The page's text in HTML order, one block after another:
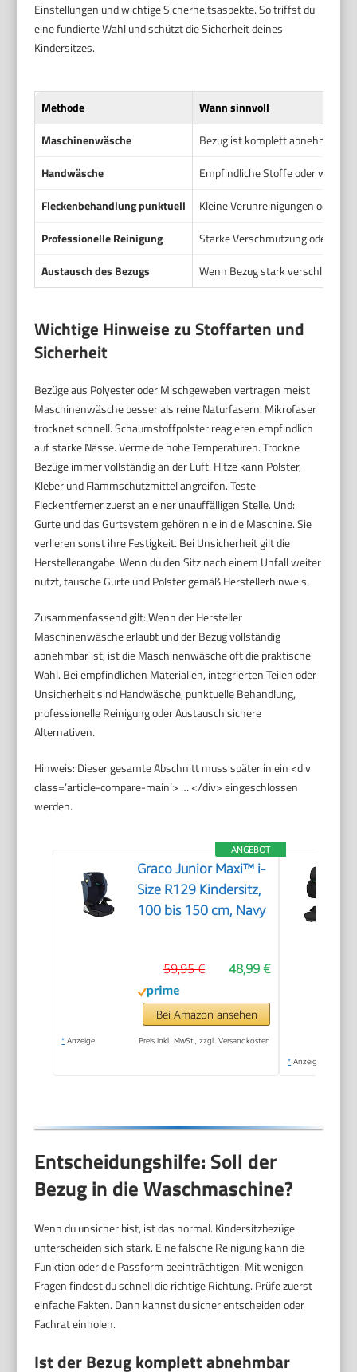
Einstellungen und wichtige Sicherheitsaspekte. So triffst du
eine fundierte Wahl und schützt die Sicherheit deines
Kindersitzes.
Methode
Wann sinnvoll
Maschinenwäsche
Bezug ist komplett abnehmbar
Handwäsche
Empfindliche Stoffe oder wenn
Fleckenbehandlung punktuell
Kleine Verunreinigungen oder
Professionelle Reinigung
Starke Verschmutzung oder
Austausch des Bezugs
Wenn Bezug stark verschlissen
Wichtige Hinweise zu Stoffarten und
Sicherheit
Bezüge aus Polyester oder Mischgeweben vertragen meist
Maschinenwäsche besser als reine Naturfasern. Mikrofaser
trocknet schnell. Schaumstoffpolster reagieren empfindlich
auf starke Nässe. Vermeide hohe Temperaturen. Trockne
Bezüge immer vollständig an der Luft. Hitze kann Polster,
Kleber und Flammschutzmittel angreifen. Teste
Fleckentferner zuerst an einer unauffälligen Stelle. Und:
Gurte und das Gurtsystem gehören nie in die Maschine. Sie
verlieren sonst ihre Festigkeit. Bei Unsicherheit gilt die
Herstellerangabe. Wenn du den Sitz nach einem Unfall weiter
nutzt, tausche Gurte und Polster gemäß Herstellerhinweis.
Zusammenfassend gilt: Wenn der Hersteller
Maschinenwäsche erlaubt und der Bezug vollständig
abnehmbar ist, ist die Maschinenwäsche oft die praktische
Wahl. Bei empfindlichen Materialien, integrierten Teilen oder
Unsicherheit sind Handwäsche, punktuelle Behandlung,
professionelle Reinigung oder Austausch sichere
Alternativen.
Hinweis: Dieser gesamte Abschnitt muss später in ein <div
class=’article-compare-main‘> … </div> eingeschlossen
werden.
ANGEBOT
Graco Junior Maxi™ i-
Size R129 Kindersitz,
100 bis 150 cm, Navy
48,99 €
59,95 €
Bei Amazon ansehen
* Anzeige Preis inkl. MwSt., zzgl. Versandkosten
* Anzeige
Entscheidungshilfe: Soll der
Bezug in die Waschmaschine?
Wenn du unsicher bist, ist das normal. Kindersitzbezüge
unterscheiden sich stark. Eine falsche Reinigung kann die
Funktion oder die Passform beeinträchtigen. Mit wenigen
Fragen findest du schnell die richtige Richtung. Prüfe zuerst
einfache Fakten. Dann kannst du sicher entscheiden oder
Fachrat einholen.
Ist der Bezug komplett abnehmbar